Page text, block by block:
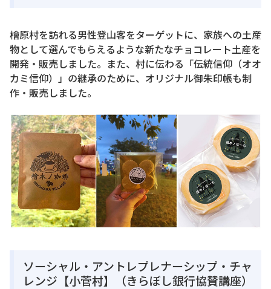
檜原村を訪れる男性登山客をターゲットに、家族への土産
物として選んでもらえるような新たなチョコレート土産を
開発・販売しました。また、村に伝わる「伝統信仰（オオ
カミ信仰）」の継承のために、オリジナル御朱印帳も制
作・販売しました。
ソーシャル・アントレプレナーシップ・チャ
レンジ【小菅村】（きらぼし銀行協賛講座）